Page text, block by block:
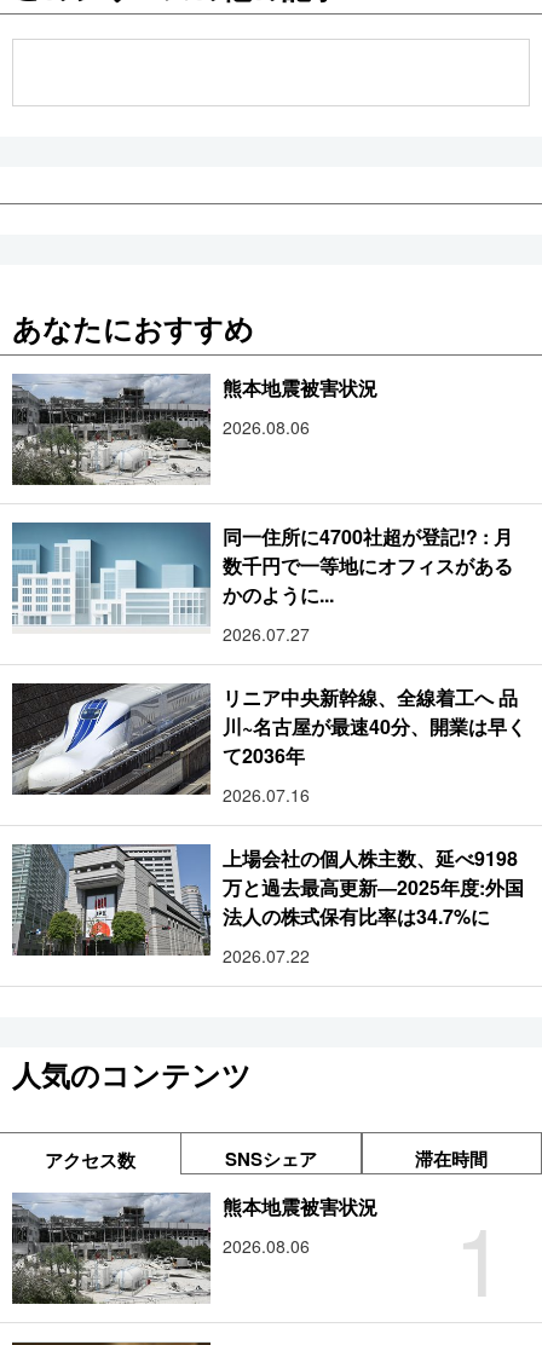
あなたにおすすめ
熊本地震被害状況
2026.08.06
同一住所に4700社超が登記!? : 月
数千円で一等地にオフィスがある
かのように...
2026.07.27
リニア中央新幹線、全線着工へ 品
川~名古屋が最速40分、開業は早く
て2036年
2026.07.16
上場会社の個人株主数、延べ9198
万と過去最高更新―2025年度:外国
法人の株式保有比率は34.7%に
2026.07.22
人気のコンテンツ
アクセス数 SNSシェア 滞在時間
1
熊本地震被害状況
2026.08.06